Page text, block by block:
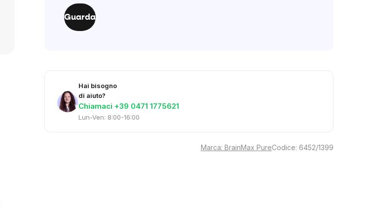
Guarda
Hai bisogno
di aiuto?
Chiamaci +39 0471 1775621
Lun-Ven: 8:00-16:00
Marca: BrainMax PureCodice: 6452/1399